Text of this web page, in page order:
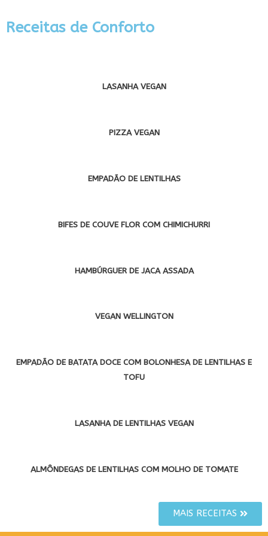
Receitas de Conforto
LASANHA VEGAN
PIZZA VEGAN
EMPADÃO DE LENTILHAS
BIFES DE COUVE FLOR COM CHIMICHURRI
HAMBÚRGUER DE JACA ASSADA
VEGAN WELLINGTON
EMPADÃO DE BATATA DOCE COM BOLONHESA DE LENTILHAS E
TOFU
LASANHA DE LENTILHAS VEGAN
ALMÔNDEGAS DE LENTILHAS COM MOLHO DE TOMATE
MAIS RECEITAS